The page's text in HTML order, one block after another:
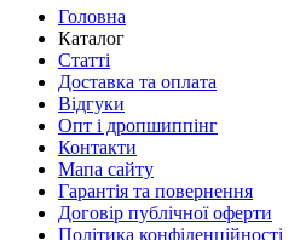
Головна
Каталог
Статті
Доставка та оплата
Відгуки
Опт і дропшиппінг
Контакти
Мапа сайту
Гарантія та повернення
Договір публічної оферти
Політика конфіденційності